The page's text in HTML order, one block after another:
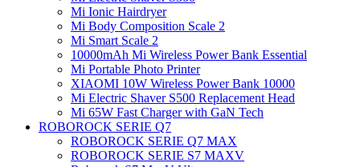
Mi Ionic Hairdryer
Mi Body Composition Scale 2
Mi Smart Scale 2
10000mAh Mi Wireless Power Bank Essential
Mi Portable Photo Printer
XIAOMI 10W Wireless Power Bank 10000
Mi Electric Shaver S500 Replacement Head
Mi 65W Fast Charger with GaN Tech
ROBOROCK SERIE Q7
ROBOROCK SERIE Q7 MAX
ROBOROCK SERIE S7 MAXV